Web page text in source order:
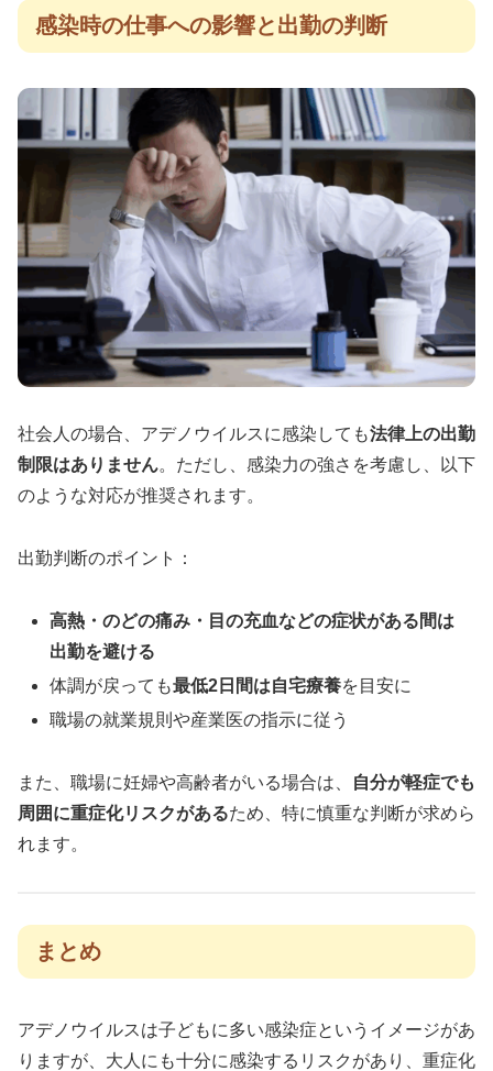
感染時の仕事への影響と出勤の判断
社会人の場合、アデノウイルスに感染しても法律上の出勤
制限はありません。ただし、感染力の強さを考慮し、以下
のような対応が推奨されます。
出勤判断のポイント：
高熱・のどの痛み・目の充血などの症状がある間は
出勤を避ける
体調が戻っても最低2日間は自宅療養を目安に
職場の就業規則や産業医の指示に従う
また、職場に妊婦や高齢者がいる場合は、
自分が軽症でも
周囲に重症化リスクがあるため、特に慎重な判断が求めら
れます。
まとめ
アデノウイルスは子どもに多い感染症というイメージがあ
りますが、大人にも十分に感染するリスクがあり、重症化